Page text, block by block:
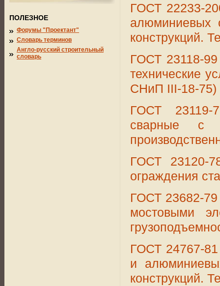
ГОСТ 22233-
алюминиевых
конструкций.
ГОСТ 23118-
технические
СНиП III-18-75)
ГОСТ 23119-
сварные с
ГОСТ 23120-
ограждения
ГОСТ 23682-79
мостовыми
ГОСТ 24767-
и
конструкций.
ПОЛЕЗНОЕ
Форумы "Проектант"
Словарь терминов
Англо-русский строительный
словарь